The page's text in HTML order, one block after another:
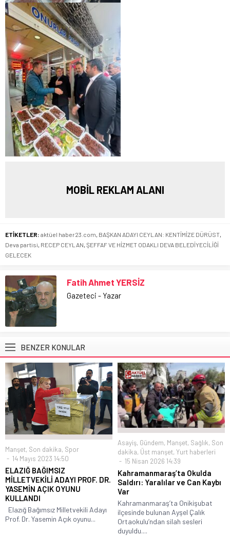
MOBİL REKLAM ALANI
ETİKETLER: aktüel haber23.com, BAŞKAN ADAYI CEYLAN: KENTİMİZE DÜRÜST,
Deva partisi, RECEP CEYLAN, ŞEFFAF VE HİZMET ODAKLI DEVA BELEDİYECİLİĞİ
GELECEK
Fatih Ahmet YERSİZ
Gazeteci - Yazar
BENZER KONULAR
Manşet, Son dakika, Spor
14 Mayıs 2023 14:50
ELAZIĞ BAĞIMSIZ
MİLLETVEKİLİ ADAYI PROF. DR.
YASEMİN AÇIK OYUNU
KULLANDI
Elazığ Bağımsız Milletvekili Adayı
Prof. Dr. Yasemin Açık oyunu...
Asayiş, Gündem, Manşet, Sağlık, Son
dakika, Üst manşet, Yurt haberleri
15 Nisan 2026 14:39
Kahramanmaraş’ta Okulda
Saldırı: Yaralılar ve Can Kaybı
Var
Kahramanmaraş’ta Onikişubat
ilçesinde bulunan Ayşel Çalık
Ortaokulu’ndan silah sesleri
duyuldu....